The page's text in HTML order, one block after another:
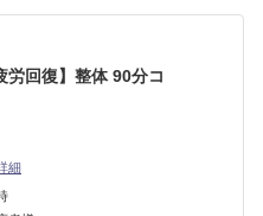
回復】整体 90分コ
細